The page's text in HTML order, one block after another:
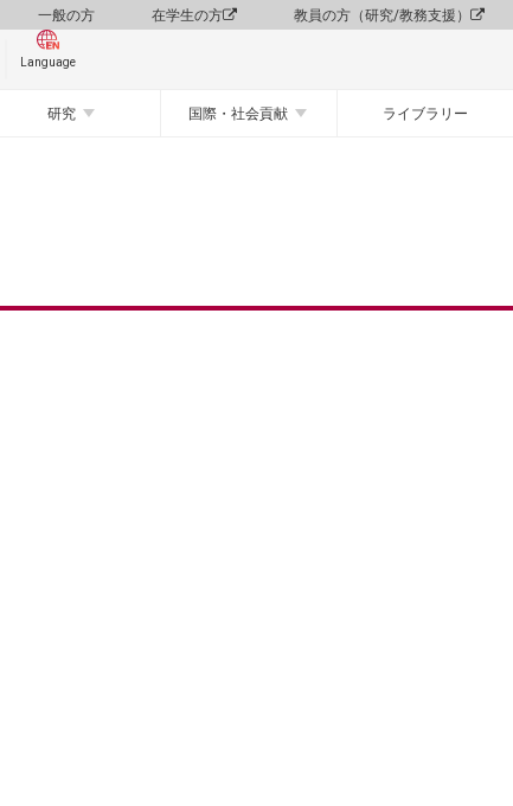
一般の方 在学生の方 教員の方（研究/教務支援）
Language
研究 国際・社会貢献 ライブラリー